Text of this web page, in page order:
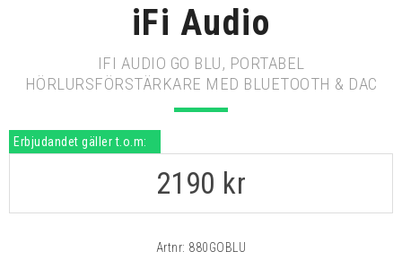
iFi Audio
IFI AUDIO GO BLU, PORTABEL
HÖRLURSFÖRSTÄRKARE MED BLUETOOTH & DAC
Erbjudandet gäller t.o.m:
2190 kr
Artnr: 880GOBLU